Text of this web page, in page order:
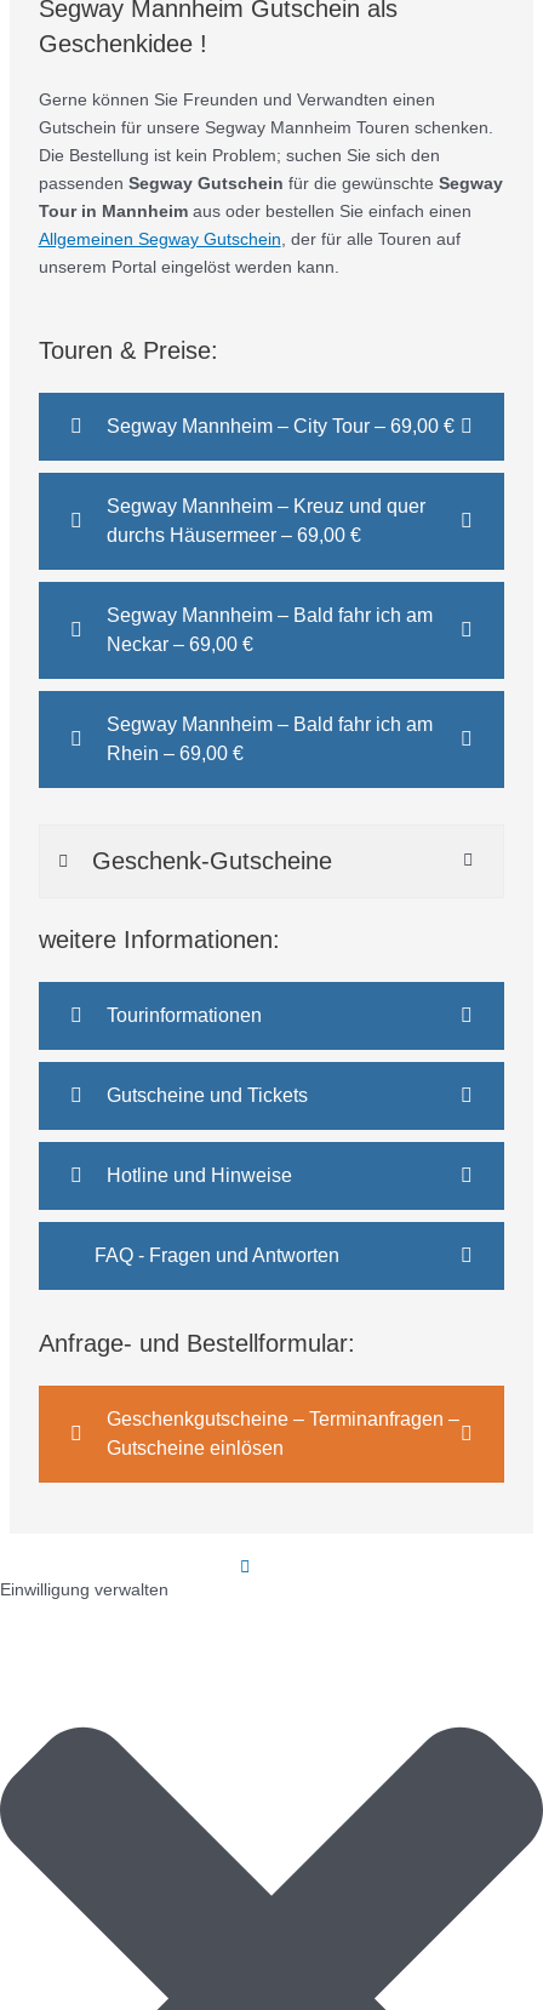
Segway Mannheim Gutschein als
Geschenkidee !
Gerne können Sie Freunden und Verwandten einen
Gutschein für unsere Segway Mannheim Touren schenken.
Die Bestellung ist kein Problem; suchen Sie sich den
passenden Segway Gutschein für die gewünschte Segway
Tour in Mannheimaus oder bestellen Sie einfach einen
Allgemeinen Segway Gutschein, der für alle Touren auf
unserem Portal eingelöst werden kann.
Touren & Preise:
Segway Mannheim – City Tour – 69,00 €
Segway Mannheim – Kreuz und quer
durchs Häusermeer – 69,00 €
Segway Mannheim – Bald fahr ich am
Neckar – 69,00 €
Segway Mannheim – Bald fahr ich am
Rhein – 69,00 €
Geschenk-Gutscheine
weitere Informationen:
Tourinformationen
Gutscheine und Tickets
Hotline und Hinweise
FAQ - Fragen und Antworten
Anfrage- und Bestellformular:
Geschenkgutscheine – Terminanfragen –
Gutscheine einlösen
Einwilligung verwalten